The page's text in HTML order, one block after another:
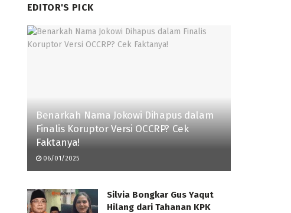
EDITOR'S PICK
Benarkah Nama Jokowi Dihapus dalam
Finalis Koruptor Versi OCCRP? Cek
Faktanya!
06/01/2025
Silvia Bongkar Gus Yaqut
Hilang dari Tahanan KPK